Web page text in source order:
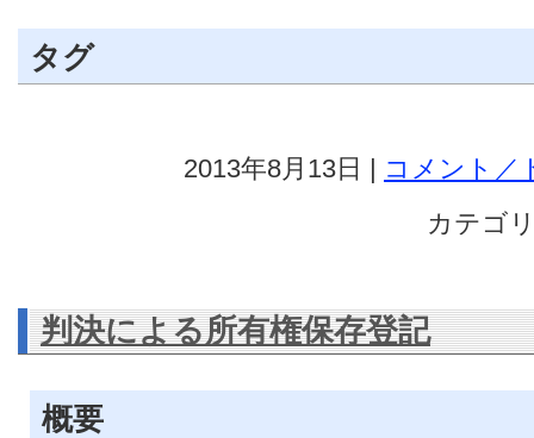
タグ
2013年8月13日 | コメント／
カテゴ
判決による所有権保存登記
概要